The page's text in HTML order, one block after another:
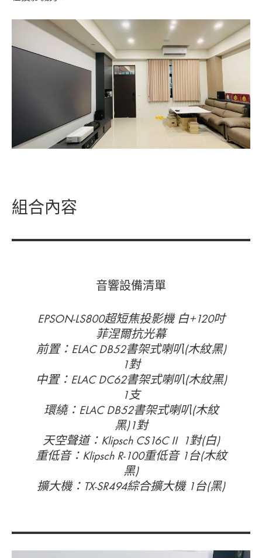
組合內容
音響設備清單
EPSON-LS800超短焦投影機 白+120吋
菲涅爾抗光幕
前置：ELAC DB52書架式喇叭(木紋黑)
1對
中置：ELAC DC62書架式喇叭(木紋黑)
1支
環繞：ELAC DB52書架式喇叭(木紋
黑)1對
天空聲道：Klipsch CS16C II 1對(白)
重低音：Klipsch R-100重低音 1台(木紋
黑)
擴大機：TX-SR494綜合擴大機 1台(黑)